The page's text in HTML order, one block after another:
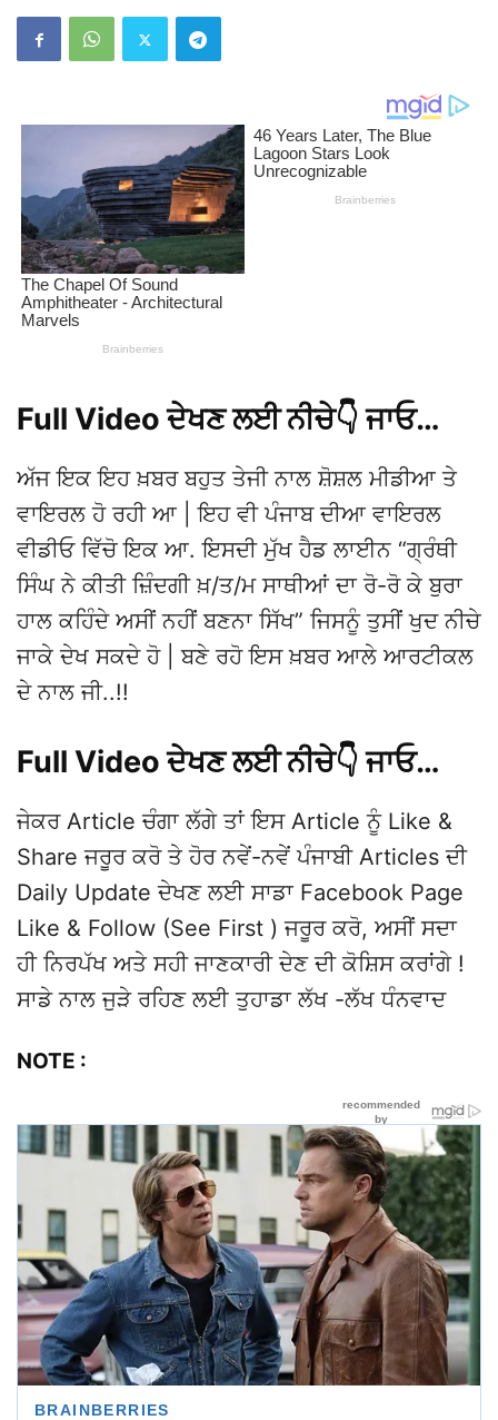
Full Video ਦੇਖਣ ਲਈ ਨੀਚੇ👇 ਜਾਓ…
ਅੱਜ ਇਕ ਇਹ ਖ਼ਬਰ ਬਹੁਤ ਤੇਜੀ ਨਾਲ ਸ਼ੋਸ਼ਲ ਮੀਡੀਆ ਤੇ
ਵਾਇਰਲ ਹੋ ਰਹੀ ਆ | ਇਹ ਵੀ ਪੰਜਾਬ ਦੀਆ ਵਾਇਰਲ
ਵੀਡੀਓ ਵਿੱਚੋ ਇਕ ਆ. ਇਸਦੀ ਮੁੱਖ ਹੈਡ ਲਾਈਨ “ਗ੍ਰੰਥੀ
ਸਿੰਘ ਨੇ ਕੀਤੀ ਜ਼ਿੰਦਗੀ ਖ਼/ਤ/ਮ ਸਾਥੀਆਂ ਦਾ ਰੋ-ਰੋ ਕੇ ਬੁਰਾ
ਹਾਲ ਕਹਿੰਦੇ ਅਸੀਂ ਨਹੀਂ ਬਣਨਾ ਸਿੱਖ” ਜਿਸਨੂੰ ਤੁਸੀਂ ਖੁਦ ਨੀਚੇ
ਜਾਕੇ ਦੇਖ ਸਕਦੇ ਹੋ | ਬਣੇ ਰਹੋ ਇਸ ਖ਼ਬਰ ਆਲੇ ਆਰਟੀਕਲ
ਦੇ ਨਾਲ ਜੀ..!!
Full Video ਦੇਖਣ ਲਈ ਨੀਚੇ👇 ਜਾਓ…
ਜੇਕਰ Article ਚੰਗਾ ਲੱਗੇ ਤਾਂ ਇਸ Article ਨੂੰ Like &
Share ਜਰੂਰ ਕਰੋ ਤੇ ਹੋਰ ਨਵੇਂ-ਨਵੇਂ ਪੰਜਾਬੀ Articles ਦੀ
Daily Update ਦੇਖਣ ਲਈ ਸਾਡਾ Facebook Page
Like & Follow (See First ) ਜਰੂਰ ਕਰੋ, ਅਸੀਂ ਸਦਾ
ਹੀ ਨਿਰਪੱਖ ਅਤੇ ਸਹੀ ਜਾਣਕਾਰੀ ਦੇਣ ਦੀ ਕੋਸ਼ਿਸ ਕਰਾਂਗੇ !
ਸਾਡੇ ਨਾਲ ਜੁੜੇ ਰਹਿਣ ਲਈ ਤੁਹਾਡਾ ਲੱਖ -ਲੱਖ ਧੰਨਵਾਦ
NOTE :